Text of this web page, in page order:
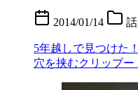
2014/01/14
5年越しで見つけた
穴を挟むクリップー